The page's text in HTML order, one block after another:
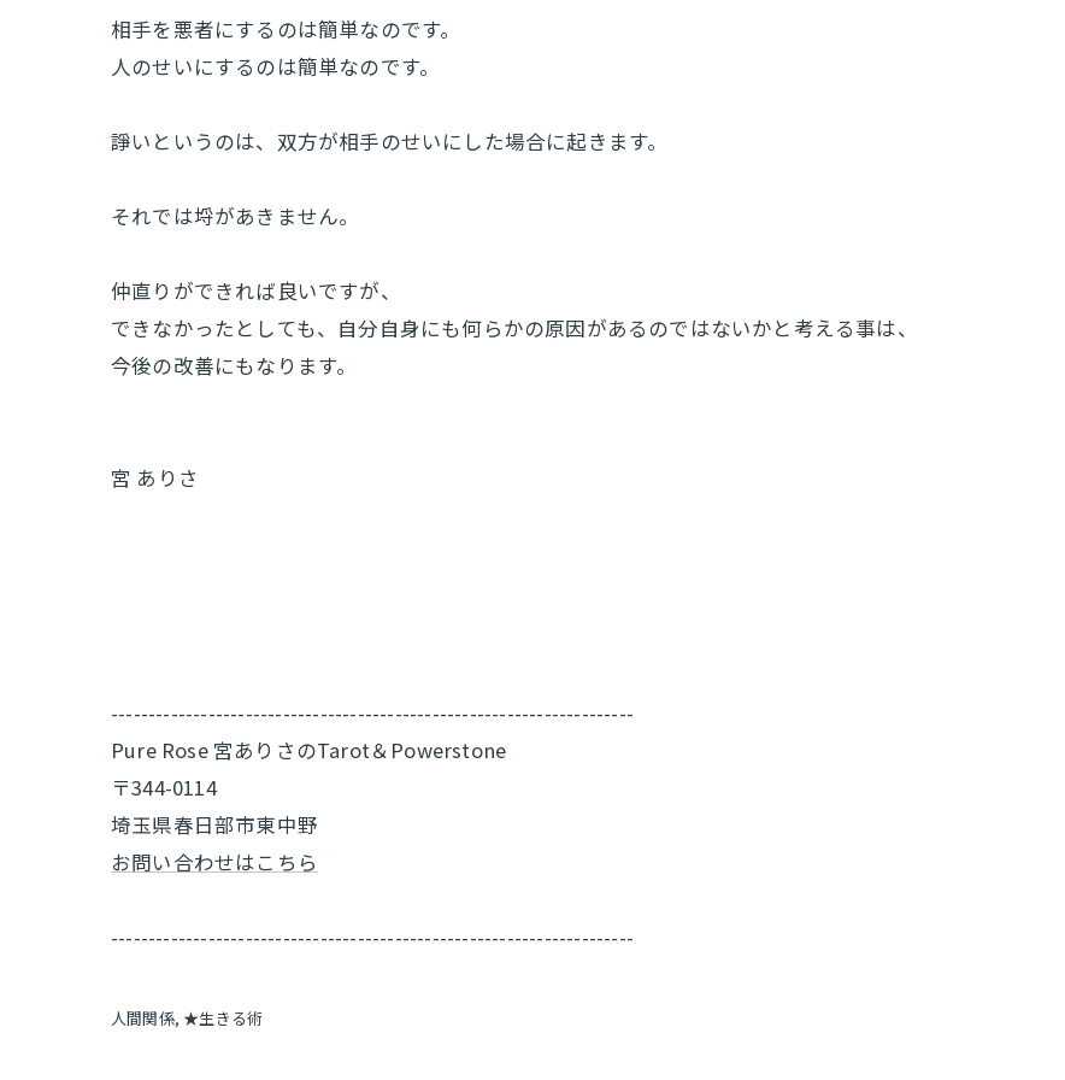
相手を悪者にするのは簡単なのです。
人のせいにするのは簡単なのです。
諍いというのは、双方が相手のせいにした場合に起きます。
それでは埒があきません。
仲直りができれば良いですが、
できなかったとしても、自分自身にも何らかの原因があるのではないかと考える事は、
今後の改善にもなります。
宮 ありさ
----------------------------------------------------------------------
Pure Rose 宮ありさのTarot＆Powerstone
〒344-0114
埼玉県春日部市東中野
お問い合わせはこちら
----------------------------------------------------------------------
人間関係 ★生きる術